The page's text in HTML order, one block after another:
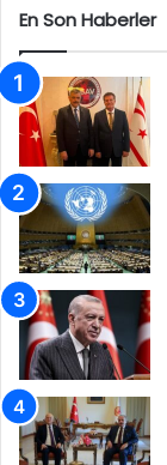
En Son Haberler